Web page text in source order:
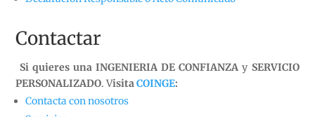
Contactar
Si quieres una INGENIERIA DE CONFIANZA y SERVICIO
PERSONALIZADO. VisitaCOINGE:
Contacta con nosotros